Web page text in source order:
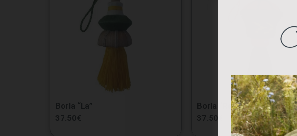
Borla “La”
37.50€
Borla “Re”
37.50